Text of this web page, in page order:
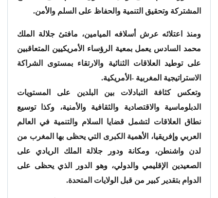
المشتركة وتحقيق التنمية والحفاظ على السلم والأمن.
ومنذ اعتلائه عرش أسلافه الميامين، مافتئ جلالة الملك
محمد السادس يعمل بمعية الرؤساء الأمريكيين المتعاقبين
على توطيد العلاقات الثنائية والارتقاء بمستوى الشراكة
الاستراتيجية المغربية -الأمريكية.
وتعكس كثافة التبادلات بين البلدين على المستويات
الدبلوماسية والاقتصادية والثقافية والأمنية، وكذا توسيع
نطاق العلاقات لتشمل قضايا السلام والتنمية في العالم
العربي وإفريقيا، الأهمية الكبرى التي يحظى بها المغرب من
لدن واشنطن، ومكانة ودور جلالة الملك الريادي على
الصعيدين الإقليمي والدولي، وهو الدور الذي يحظى على
الدوام بتقدير كبير من قبل الولايات المتحدة.